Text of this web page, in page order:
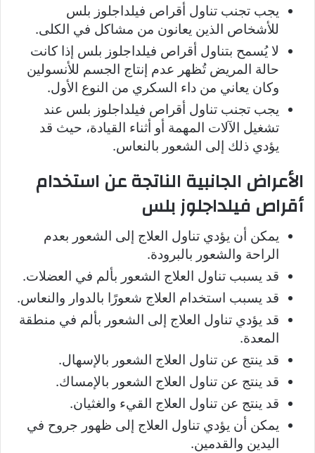
يجب تجنب تناول أقراص فيلداجلوز بلس
للأشخاص الذين يعانون من مشاكل في الكلى.
لا يُسمح بتناول أقراص فيلداجلوز بلس إذا كانت
حالة المريض تُظهر عدم إنتاج الجسم للأنسولين
وكان يعاني من داء السكري من النوع الأول.
يجب تجنب تناول أقراص فيلداجلوز بلس عند
تشغيل الآلات المهمة أو أثناء القيادة، حيث قد
يؤدي ذلك إلى الشعور بالنعاس.
الأعراض الجانبية الناتجة عن استخدام
أقراص فيلداجلوز بلس
يمكن أن يؤدي تناول العلاج إلى الشعور بعدم
الراحة والشعور بالبرودة.
قد يسبب تناول العلاج الشعور بألم في العضلات.
قد يسبب استخدام العلاج شعورًا بالدوار والنعاس.
قد يؤدي تناول العلاج إلى الشعور بألم في منطقة
المعدة.
قد ينتج عن تناول العلاج الشعور بالإسهال.
قد ينتج عن تناول العلاج الشعور بالإمساك.
قد ينتج عن تناول العلاج القيء والغثيان.
يمكن أن يؤدي تناول العلاج إلى ظهور جروح في
اليدين والقدمين.